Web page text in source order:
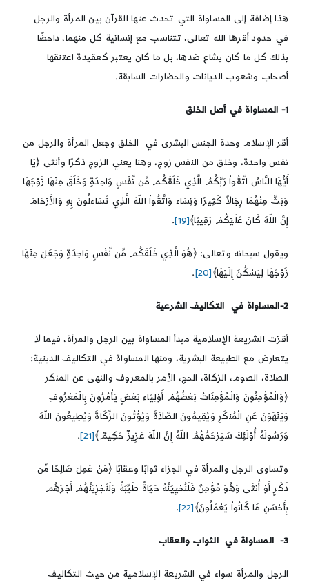
هذا إضافة إلى المساواة التي تحدث عنها القرآن بين المرأة والرجل
في حدود أقرها الله تعالى، تتناسب مع إنسانية كل منهما، داحضًا
بذلك كل ما كان يشاع ضدها، بل ما كان يعتبر كعقيدة اعتنقها
أصحاب وشعوب الديانات والحضارات السابقة.
1- المساواة في أصل الخلق
أقر الإسلام وحدة الجنس البشرى في الخلق وجعل المرأة والرجل من
نفس واحدة، وخلق من النفس زوج، وهنا يعني الزوج ذكرًا وأنثى ﴿يَا
أَيُّهَا النَّاسُ اتَّقُواْ رَبَّكُمُ الَّذِي خَلَقَكُم مِّن نَّفْسٍ وَاحِدَةٍ وَخَلَقَ مِنْهَا زَوْجَهَا
وَبَثَّ مِنْهُمَا رِجَالاً كَثِيرًا وَنِسَاء وَاتَّقُواْ اللّهَ الَّذِي تَسَاءلُونَ بِهِ وَالأَرْحَامَ
إِنَّ اللّهَ كَانَ عَلَيْكُمْ رَقِيبًا﴾[19]
.
ويقول سبحانه وتعالى: ﴿هُوَ الَّذِي خَلَقَكُم مِّن نَّفْسٍ وَاحِدَةٍ وَجَعَلَ مِنْهَا
زَوْجَهَا لِيَسْكُنَ إِلَيْهَا﴾[20]
.
2-المساواة في التكاليف الشرعية
أقرّت الشريعة الإسلامية مبدأ المساواة بين الرجل والمرأة، فيما لا
يتعارض مع الطبيعة البشرية، ومنها المساواة في التكاليف الدينية:
الصلاة، الصوم، الزكاة، الحج، الأمر بالمعروف والنهى عن المنكر
﴿وَالْمُؤْمِنُونَ وَالْمُؤْمِنَاتُ بَعْضُهُمْ أَوْلِيَاء بَعْضٍ يَأْمُرُونَ بِالْمَعْرُوفِ
وَيَنْهَوْنَ عَنِ الْمُنكَرِ وَيُقِيمُونَ الصَّلاَةَ وَيُؤْتُونَ الزَّكَاةَ وَيُطِيعُونَ اللّهَ
وَرَسُولَهُ أُوْلَئِكَ سَيَرْحَمُهُمُ اللّهُ إِنَّ اللّهَ عَزِيزٌ حَكِيمٌ﴾[21]
.
وتساوى الرجل والمرأة في الجزاء ثوابًا وعقابًا ﴿مَنْ عَمِلَ صَالِحًا مِّن
ذَكَرٍ أَوْ أُنثَى وَهُوَ مُؤْمِنٌ فَلَنُحْيِيَنَّهُ حَيَاةً طَيِّبَةً وَلَنَجْزِيَنَّهُمْ أَجْرَهُم
بِأَحْسَنِ مَا كَانُواْ يَعْمَلُونَ﴾[22]
.
3- المساواة في الثواب والعقاب
الرجل والمرأة سواء في الشريعة الإسلامية من حيث التكاليف